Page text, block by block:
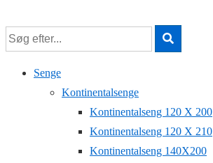
Hop
til
hovedindhold
Senge
Kontinentalsenge
Kontinentalseng 120 X 200
Kontinentalseng 120 X 210
Kontinentalseng 140X200